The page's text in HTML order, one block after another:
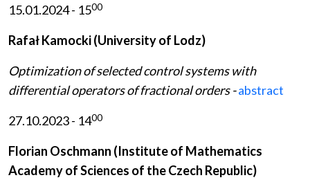
15.01.2024 - 1500
Rafał Kamocki(University of Lodz)
Optimization of selected control systems with
differential operators of fractional orders -abstract
27.10.2023 - 1400
Florian Oschmann (Institute of Mathematics
Academy of Sciences of the Czech Republic)